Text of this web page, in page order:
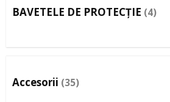
BAVETELE DE PROTECȚIE (4)
Accesorii (35)